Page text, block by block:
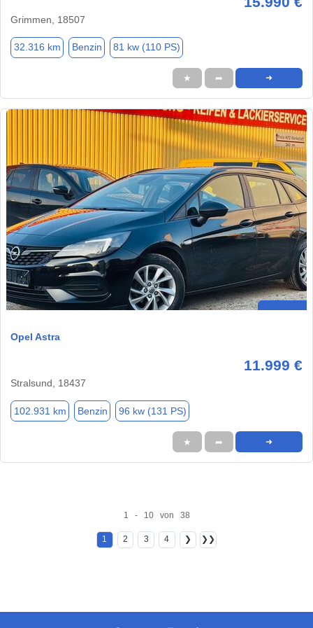
Grimmen, 18507
32.316 km Benzin 81 kw (110 PS)
★ ➦ ➜
Opel Astra
11.999 €
Stralsund, 18437
102.931 km Benzin 96 kw (131 PS)
★ ➦ ➜
1 - 10 von 38
1 2 3 4 ❯ ❯❯